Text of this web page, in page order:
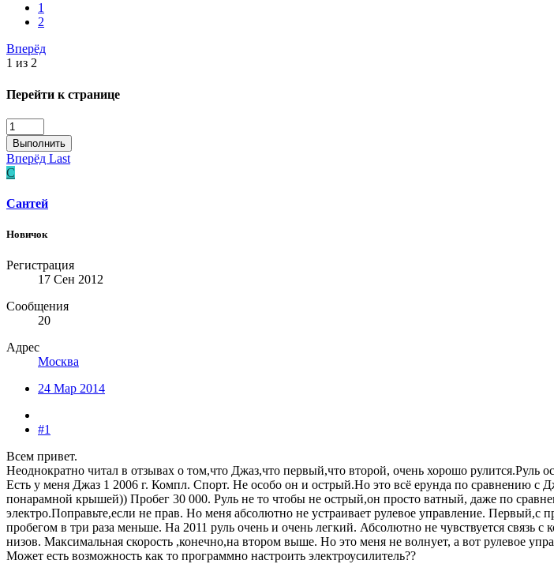
1
2
Вперёд
1 из 2
Перейти к странице
Выполнить
Вперёд Last
С
Сантей
Новичок
Регистрация
17 Сен 2012
Сообщения
20
Адрес
Москва
24 Мар 2014
#1
Всем привет.
Неоднократно читал в отзывах о том,что Джаз,что первый,что второй, очень хорошо рулится.Руль
Есть у меня Джаз 1 2006 г. Компл. Спорт. Не особо он и острый.Но это всё ерунда по сравнению с
понарамной крышей)) Пробег 30 000. Руль не то чтобы не острый,он просто ватный, даже по
электро.Поправьте,если не прав. Но меня абсолютно не устраивает рулевое управление. Первый,с
пробегом в три раза меньше. На 2011 руль очень и очень легкий. Абсолютно не чувствуется
низов. Максимальная скорость ,конечно,на втором выше. Но это меня не волнует, а вот рулевое
Может есть возможность как то программно настроить электроусилитель??